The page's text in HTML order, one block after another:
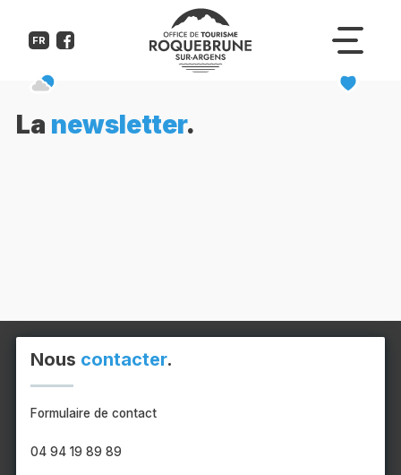
FR
La newsletter.
Nous contacter.
Formulaire de contact
04 94 19 89 89